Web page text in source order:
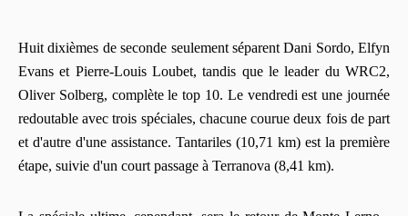
Huit dixièmes de seconde seulement séparent Dani Sordo, Elfyn
Evans et Pierre-Louis Loubet, tandis que le leader du WRC2,
Oliver Solberg, complète le top 10. Le vendredi est une journée
redoutable avec trois spéciales, chacune courue deux fois de part
et d'autre d'une assistance. Tantariles (10,71 km) est la première
étape, suivie d'un court passage à Terranova (8,41 km).